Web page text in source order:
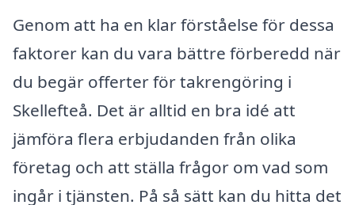
Genom att ha en klar förståelse för dessa
faktorer kan du vara bättre förberedd när
du begär offerter för takrengöring i
Skellefteå. Det är alltid en bra idé att
jämföra flera erbjudanden från olika
företag och att ställa frågor om vad som
ingår i tjänsten. På så sätt kan du hitta det